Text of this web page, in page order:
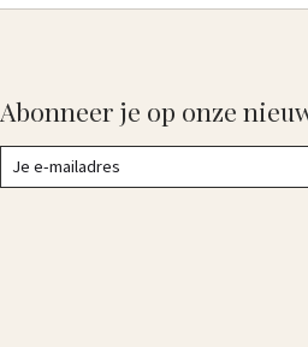
Abonneer je op onze